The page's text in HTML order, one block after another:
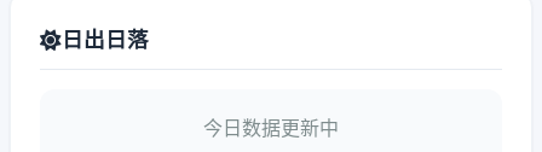
日出日落
今日数据更新中